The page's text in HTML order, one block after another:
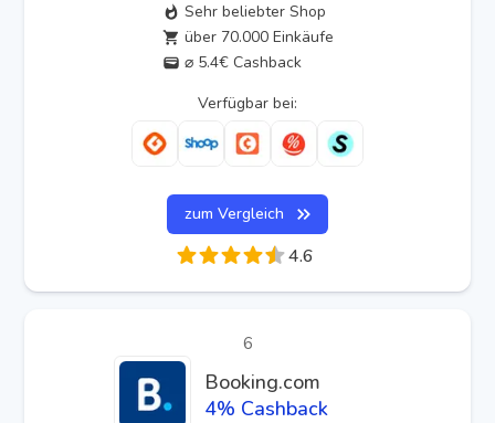
Sehr beliebter Shop
über 70.000 Einkäufe
⌀ 5.4€ Cashback
Verfügbar bei:
zum Vergleich
4.6
6
Booking.com
4% Cashback